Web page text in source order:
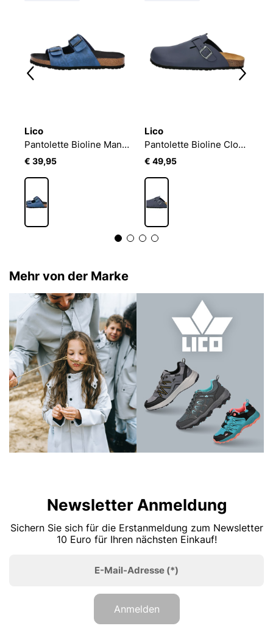
Lico
Pantolette Bioline Man Vegan
€ 39,95
Lico
Pantolette Bioline Clog Soft
€ 49,95
Mehr von der Marke
Newsletter Anmeldung
Sichern Sie sich für die Erstanmeldung zum Newsletter
10 Euro für Ihren nächsten Einkauf!
E-Mail-Adresse (*)
Anmelden